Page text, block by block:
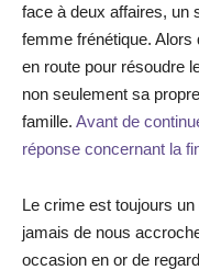
face à deux affaires, un
femme frénétique.
en route pour résoudre
non seulement sa
famille. Avant de
réponse concernant la
Le crime est toujours
jamais de nous
occasion en or de